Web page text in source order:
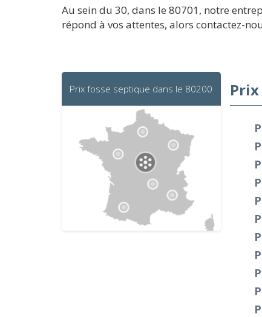
Au sein du 30, dans le 80701, notre
répond à vos attentes, alors contactez-
Prix fosse septique dans le 80200